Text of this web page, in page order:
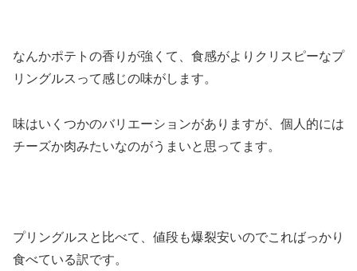
なんかポテトの香りが強くて、食感がよりクリスピーなプ
リングルスって感じの味がします。
味はいくつかのバリエーションがありますが、個人的には
チーズか肉みたいなのがうまいと思ってます。
プリングルスと比べて、値段も爆裂安いのでこればっかり
食べている訳です。